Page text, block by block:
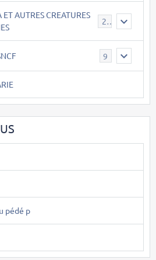
ET AUTRES CREATURES
26
9
pédé p